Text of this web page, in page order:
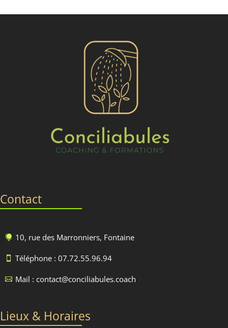
Contact
 10, rue des Marronniers, Fontaine
 Téléphone : 07.72.55.96.94
 Mail : contact@conciliabules.coach
Lieux & Horaires